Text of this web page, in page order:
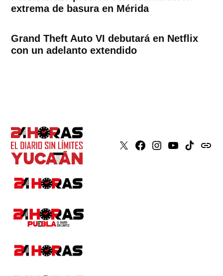
extrema de basura en Mérida
Grand Theft Auto VI debutará en Netflix
con un adelanto extendido
X Faceboook
Instagram
YoutubeTiktokissuu